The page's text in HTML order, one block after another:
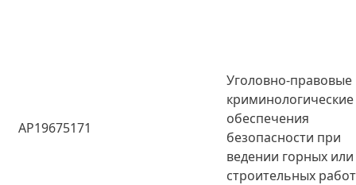
AP19675171
Уголовно-правовые
обеспечения
безопасности при
ведении горных или
строительных работ